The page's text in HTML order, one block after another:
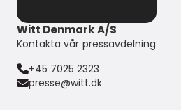
Witt Denmark A/S
Kontakta vår pressavdelning
+45 7025 2323
presse@witt.dk